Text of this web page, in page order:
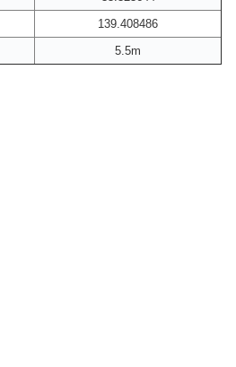
139.408486
5.5m